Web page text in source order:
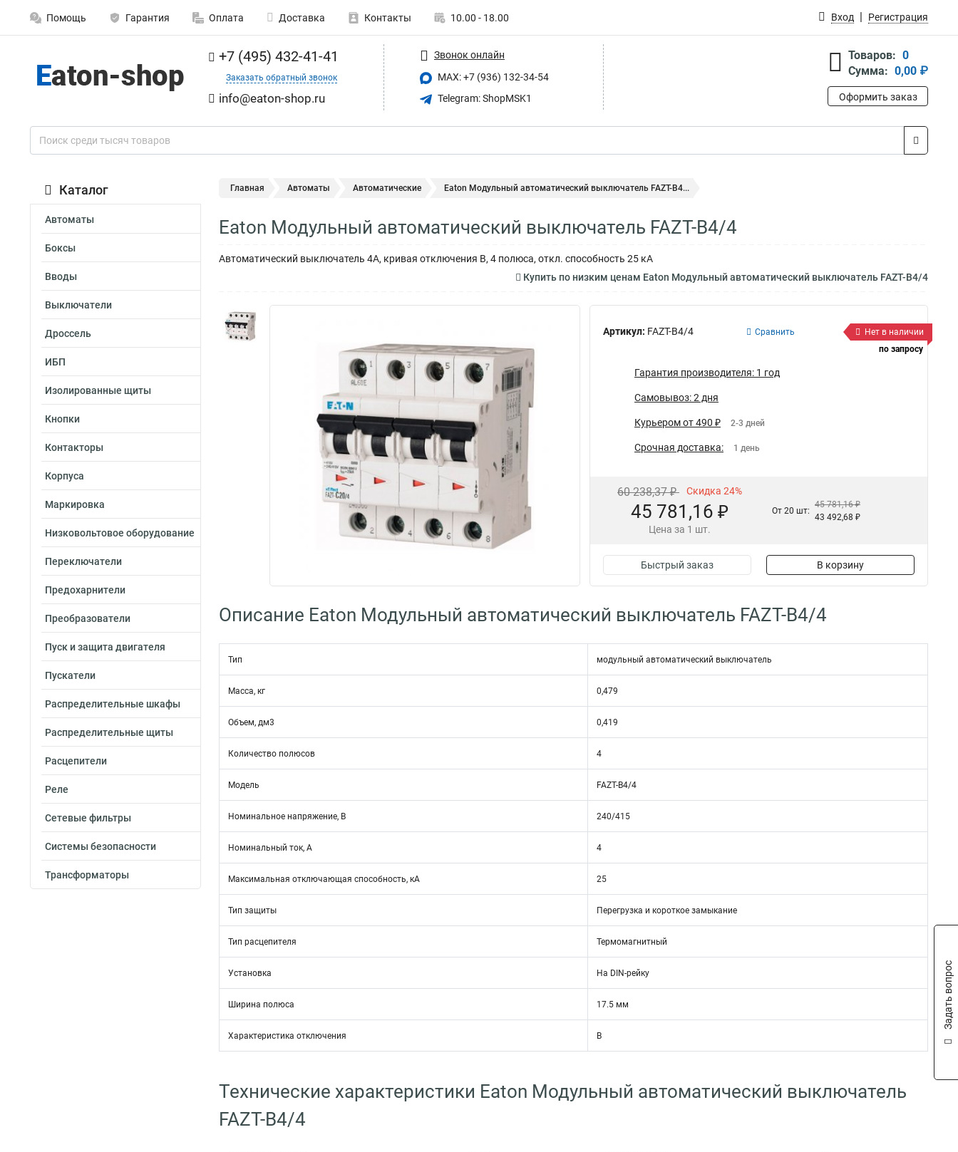
Помощь Гарантия Оплата Доставка Контакты 10.00 - 18.00 Вход Регистрация
+7 (495) 432-41-41
Заказать обратный звонок
info@eaton-shop.ru
Звонок онлайн
MAX: +7 (936) 132-34-54
Telegram: ShopMSK1
Товаров: 0
Сумма: 0,00 ₽
Оформить заказ
Каталог
Автоматы
Боксы
Вводы
Выключатели
Дроссель
ИБП
Изолированные щиты
Кнопки
Контакторы
Корпуса
Маркировка
Низковольтовое оборудование
Переключатели
Предохарнители
Преобразователи
Пуск и защита двигателя
Пускатели
Распределительные шкафы
Распределительные щиты
Расцепители
Реле
Сетевые фильтры
Системы безопасности
Трансформаторы
Главная Автоматы Автоматические Eaton Модульный автоматический выключатель FAZT-B4...
Eaton Модульный автоматический выключатель FAZT-B4/4
Автоматический выключатель 4А, кривая отключения В, 4 полюса, откл. способность 25 кА
Купить по низким ценам Eaton Модульный автоматический выключатель FAZT-B4/4
Артикул: FAZT-B4/4 Сравнить
Нет в наличии
по запросу
Гарантия производителя: 1 год
Самовывоз: 2 дня
Курьером от 490 ₽ 2-3 дней
Срочная доставка: 1 день
60 238,37 ₽ Скидка 24%
45 781,16 ₽
Цена за 1 шт.
От 20 шт:
45 781,16 ₽
43 492,68 ₽
Быстрый заказ В корзину
Описание Eaton Модульный автоматический выключатель FAZT-B4/4
Тип модульный автоматический выключатель
Масса, кг 0,479
Объем, дм3 0,419
Количество полюсов 4
Модель FAZT-B4/4
Номинальное напряжение, В 240/415
Номинальный ток, А 4
Максимальная отключающая способность, кА 25
Тип защиты Перегрузка и короткое замыкание
Тип расцепителя Термомагнитный
Установка На DIN-рейку
Ширина полюса 17.5 мм
Характеристика отключения B
Технические характеристики Eaton Модульный автоматический выключатель
FAZT-B4/4
Задать вопрос